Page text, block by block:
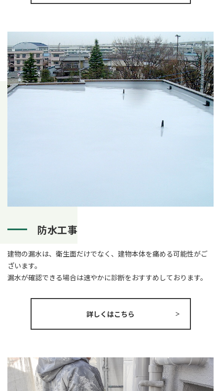
防水工事
建物の漏水は、衛生面だけでなく、建物本体を痛める可能性がご
ざいます。
漏水が確認できる場合は速やかに診断をおすすめしております。
詳しくはこちら